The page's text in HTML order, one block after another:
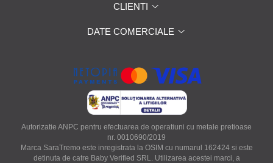
CLIENTI
DATE COMERCIALE
Autorizatie ANPC pentru efectuarea de operatiuni cu metale pretioase
nr. 0010690/2019
Marca SaraTremo este inregistrata la OSIM cu numarul 162424 si este
detinuta de catre Baby Verified SRL. Utilizarea acestei marci, a